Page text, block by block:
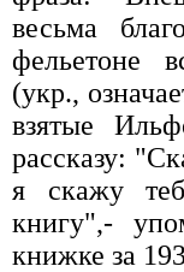
весьма
фельетоне
(укр.,
взятые
рассказу:
я скажу
книгу",-
книжке за